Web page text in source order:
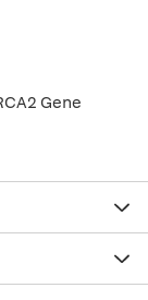
Gene